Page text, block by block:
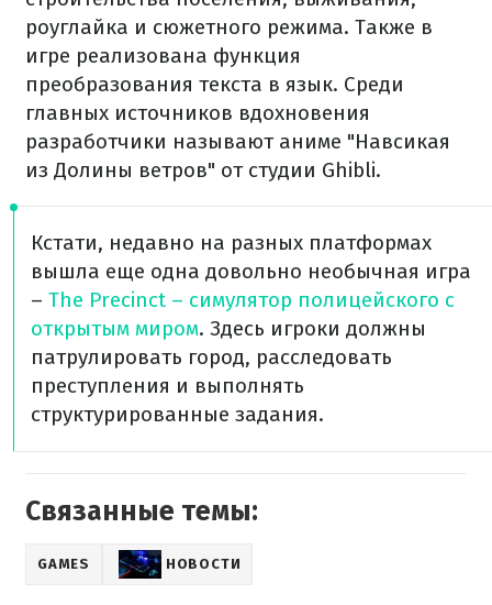
роуглайка и сюжетного режима. Также в
игре реализована функция
преобразования текста в язык. Среди
главных источников вдохновения
разработчики называют аниме "Навсикая
из Долины ветров" от студии Ghibli.
Кстати, недавно на разных платформах
вышла еще одна довольно необычная игра
– The Precinct – симулятор полицейского с
открытым миром. Здесь игроки должны
патрулировать город, расследовать
преступления и выполнять
структурированные задания.
Связанные темы:
GAMES НОВОСТИ